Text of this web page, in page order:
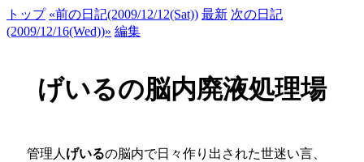
トップ «前の日記(2009/12/12(Sat)) 最新 次の日記
(2009/12/16(Wed))» 編集
げいるの脳内廃液処理場
管理人 げいるの脳内で日々作り出された世迷い言、